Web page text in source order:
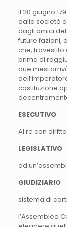
Il 20 giugno
dalla società
dagli amici
future fazioni,
che,
prima di
due mesi
costituzione
ESECUTIVO
Al re con
LEGISLATIVO
ad
GIUDIZIARIO
sistema di
l’Assemblea